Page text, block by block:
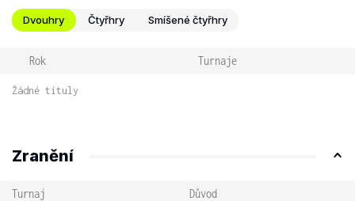
Dvouhry Čtyřhry Smíšené čtyřhry
Rok Turnaje
Žádné tituly
Zranění
Turnaj
Důvod